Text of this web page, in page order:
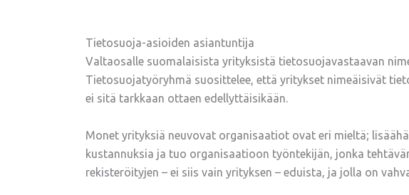
Tietosuoja-asioiden asiantuntija
Valtaosalle suomalaisista yrityksistä tietosuojavastaavan
Tietosuojatyöryhmä suosittelee, että yritykset nimeäisivät
ei sitä tarkkaan ottaen edellyttäisikään.
Monet yrityksiä neuvovat organisaatiot ovat eri mieltä;
kustannuksia ja tuo organisaatioon työntekijän, jonka
rekisteröityjen – ei siis vain yrityksen – eduista, ja jolla on